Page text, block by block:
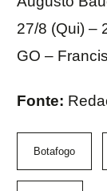
27/8 (Qui) –
GO –
Fonte:
Botafogo